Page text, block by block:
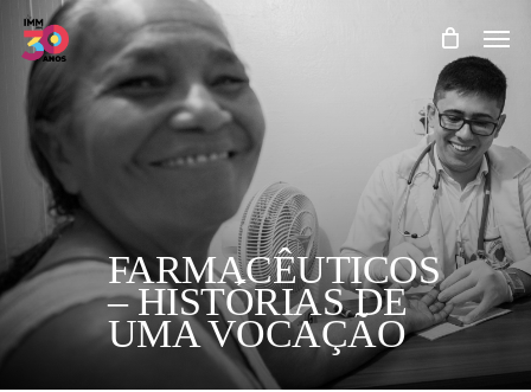
Skip
main
content
FARMACÊUTICOS
– HISTÓRIAS DE
UMA VOCAÇÃO